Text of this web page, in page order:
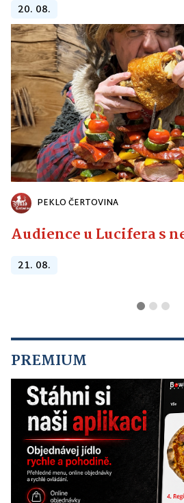
20. 08.
PEKLO ČERTOVINA
Audience u Lucifera s
21. 08.
PREMIUM